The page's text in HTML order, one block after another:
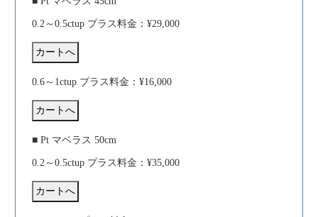
0.2～0.5ctup プラス料金：¥29,000
0.6～1ctup プラス料金：¥16,000
■ Pt マベラス 50cm
0.2～0.5ctup プラス料金：¥35,000